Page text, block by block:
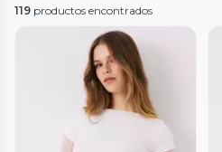
119 productos encontrados